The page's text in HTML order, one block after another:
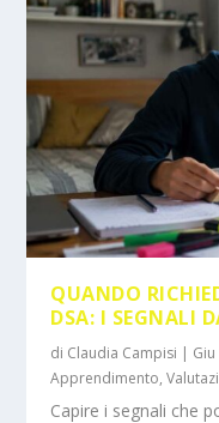
QUANDO
DSA: I SEGNALI
di Claudia Campisi |
Apprendimento,
Capire i segnali che